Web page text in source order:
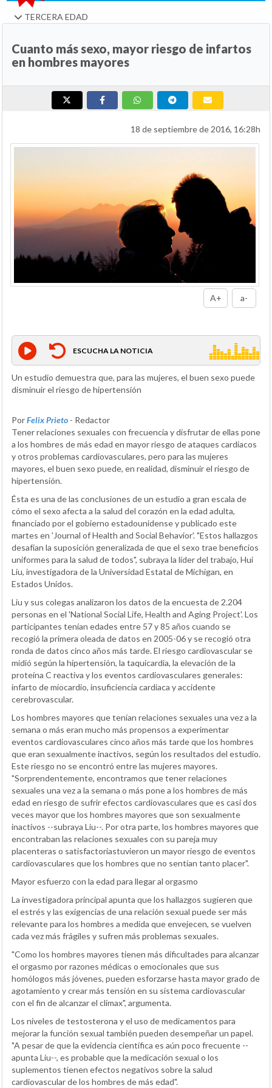
TERCERA EDAD
Cuanto más sexo, mayor riesgo de infartos
en hombres mayores
18 de septiembre de 2016, 16:28h
A+ a-
ESCUCHA LA NOTICIA
Un estudio demuestra que, para las mujeres, el buen sexo puede
disminuir el riesgo de hipertensión
PorFelix Prieto - Redactor
Tener relaciones sexuales con frecuencia y disfrutar de ellas pone
a los hombres de más edad en mayor riesgo de ataques cardiacos
y otros problemas cardiovasculares, pero para las mujeres
mayores, el buen sexo puede, en realidad, disminuir el riesgo de
hipertensión.
Ésta es una de las conclusiones de un estudio a gran escala de
cómo el sexo afecta a la salud del corazón en la edad adulta,
financiado por el gobierno estadounidense y publicado este
martes en 'Journal of Health and Social Behavior'. "Estos hallazgos
desafían la suposición generalizada de que el sexo trae beneficios
uniformes para la salud de todos", subraya la líder del trabajo, Hui
Liu, investigadora de la Universidad Estatal de Michigan, en
Estados Unidos.
Liu y sus colegas analizaron los datos de la encuesta de 2.204
personas en el 'National Social Life, Health and Aging Project'. Los
participantes tenían edades entre 57 y 85 años cuando se
recogió la primera oleada de datos en 2005-06 y se recogió otra
ronda de datos cinco años más tarde. El riesgo cardiovascular se
midió según la hipertensión, la taquicardia, la elevación de la
proteína C reactiva y los eventos cardiovasculares generales:
infarto de miocardio, insuficiencia cardiaca y accidente
cerebrovascular.
Los hombres mayores que tenían relaciones sexuales una vez a la
semana o más eran mucho más propensos a experimentar
eventos cardiovasculares cinco años más tarde que los hombres
que eran sexualmente inactivos, según los resultados del estudio.
Este riesgo no se encontró entre las mujeres mayores.
"Sorprendentemente, encontramos que tener relaciones
sexuales una vez a la semana o más pone a los hombres de más
edad en riesgo de sufrir efectos cardiovasculares que es casi dos
veces mayor que los hombres mayores que son sexualmente
inactivos --subraya Liu--. Por otra parte, los hombres mayores que
encontraban las relaciones sexuales con su pareja muy
placenteras o satisfactoriastuvieron un mayor riesgo de eventos
cardiovasculares que los hombres que no sentían tanto placer".
Mayor esfuerzo con la edad para llegar al orgasmo
La investigadora principal apunta que los hallazgos sugieren que
el estrés y las exigencias de una relación sexual puede ser más
relevante para los hombres a medida que envejecen, se vuelven
cada vez más frágiles y sufren más problemas sexuales.
"Como los hombres mayores tienen más dificultades para alcanzar
el orgasmo por razones médicas o emocionales que sus
homólogos más jóvenes, pueden esforzarse hasta mayor grado de
agotamiento y crear más tensión en su sistema cardiovascular
con el fin de alcanzar el clímax", argumenta.
Los niveles de testosterona y el uso de medicamentos para
mejorar la función sexual también pueden desempeñar un papel.
"A pesar de que la evidencia científica es aún poco frecuente --
apunta Liu--, es probable que la medicación sexual o los
suplementos tienen efectos negativos sobre la salud
cardiovascular de los hombres de más edad".